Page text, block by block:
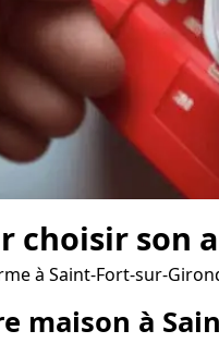
choisir son
à Saint-Fort-sur-
maison à